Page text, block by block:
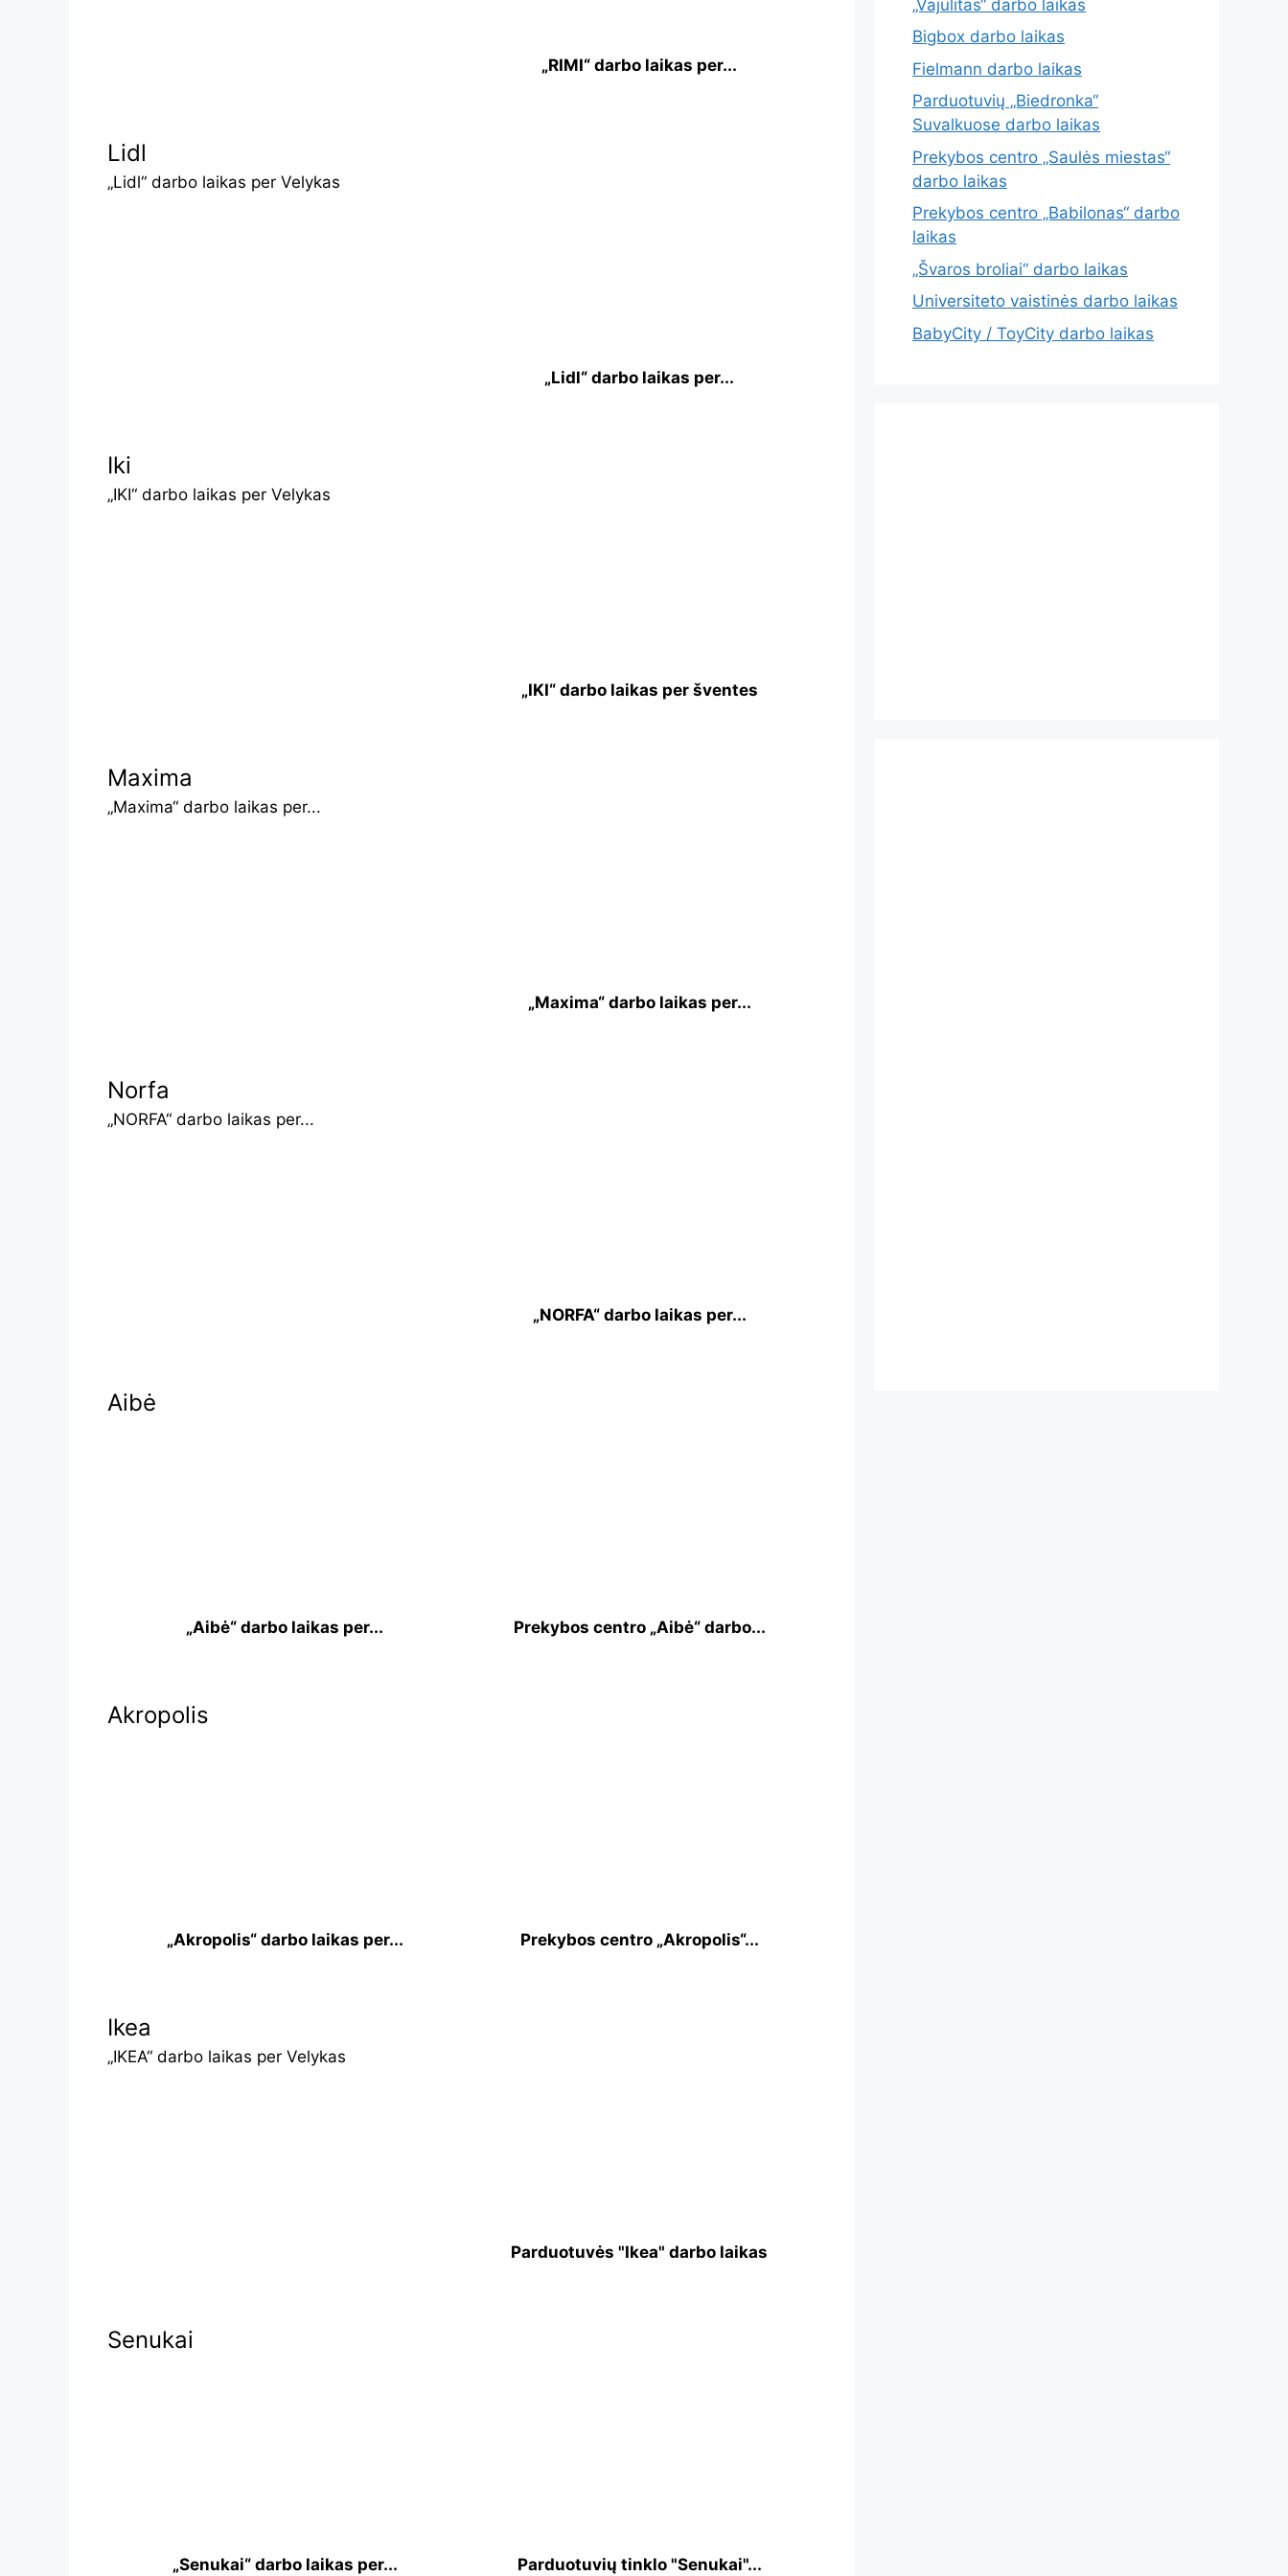
„RIMI“ darbo laikas per...
Lidl
„Lidl“ darbo laikas per Velykas
„Lidl“ darbo laikas per...
Iki
„IKI“ darbo laikas per Velykas
„IKI“ darbo laikas per šventes
Maxima
„Maxima“ darbo laikas per...
„Maxima“ darbo laikas per...
Norfa
„NORFA“ darbo laikas per...
„NORFA“ darbo laikas per...
Aibė
„Aibė“ darbo laikas per... Prekybos centro „Aibė“ darbo...
Akropolis
„Akropolis“ darbo laikas per... Prekybos centro „Akropolis“...
Ikea
„IKEA“ darbo laikas per Velykas
Parduotuvės "Ikea" darbo laikas
Senukai
„Senukai“ darbo laikas per... Parduotuvių tinklo "Senukai"...
„Vajulitas“ darbo laikas
Bigbox darbo laikas
Fielmann darbo laikas
Parduotuvių „Biedronka“
Suvalkuose darbo laikas
Prekybos centro „Saulės miestas“
darbo laikas
Prekybos centro „Babilonas“ darbo
laikas
„Švaros broliai“ darbo laikas
Universiteto vaistinės darbo laikas
BabyCity / ToyCity darbo laikas